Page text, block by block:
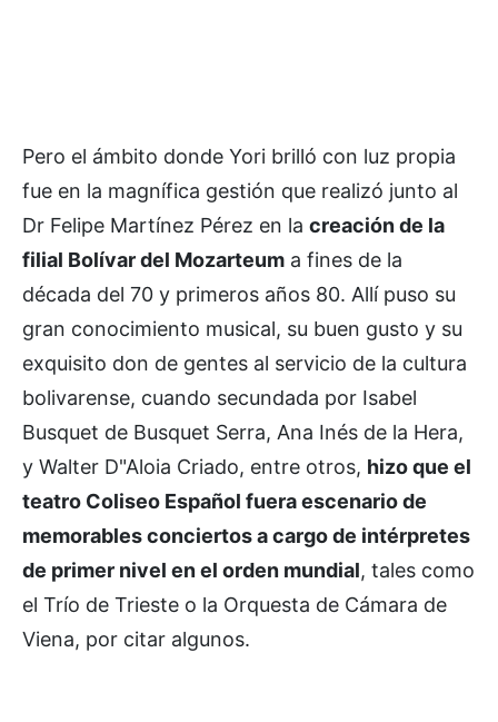
Pero el ámbito donde Yori brilló con luz propia
fue en la magnífica gestión que realizó junto al
Dr Felipe Martínez Pérez en la creación de la
filial Bolívar del Mozarteum a fines de la
década del 70 y primeros años 80. Allí puso su
gran conocimiento musical, su buen gusto y su
exquisito don de gentes al servicio de la cultura
bolivarense, cuando secundada por Isabel
Busquet de Busquet Serra, Ana Inés de la Hera,
y Walter D"Aloia Criado, entre otros, hizo que el
teatro Coliseo Español fuera escenario de
memorables conciertos a cargo de intérpretes
de primer nivel en el orden mundial, tales como
el Trío de Trieste o la Orquesta de Cámara de
Viena, por citar algunos.